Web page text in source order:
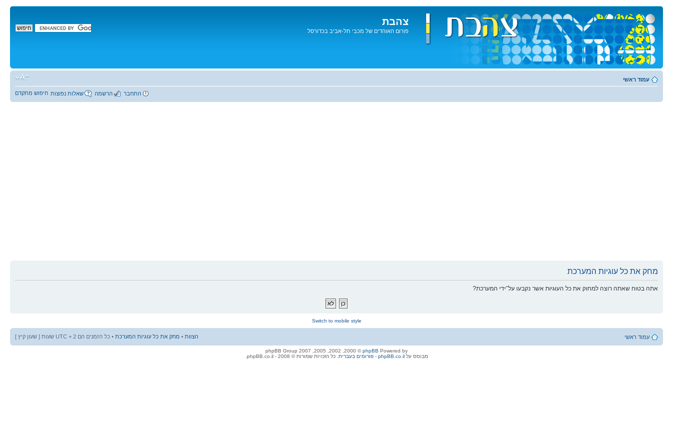
צהבת
פורום האוהדים של מכבי תל-אביב בכדורסל
עמוד ראשי
חיפוש מתקדם שאלות נפוצות הרשמה התחבר
מחק את כל עוגיות המערכת
אתה בטוח שאתה רוצה למחוק את כל העוגיות אשר נקבעו על־ידי המערכת?
Switch to mobile style
עמוד ראשי הצוות • מחק את כל עוגיות המערכת • כל הזמנים הם UTC + 2 שעות [ שעון קיץ ]
Powered by
phpBB
© 2000, 2002, 2005, 2007 phpBB Group
מבוסס עלphpBB.co.il - פורומים בעברית . כל הזכויות שמורות © 2008 - phpBB.co.il.